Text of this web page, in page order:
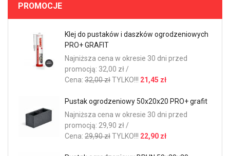
PROMOCJE
Klej do pustaków i daszków ogrodzeniowych
PRO+ GRAFIT
Najniższa cena w okresie 30 dni przed
promocją: 32,00 zł /
Cena: 32,00 złTYLKO!!! 21,45 zł
Pustak ogrodzeniowy 50x20x20 PRO+ grafit
Najniższa cena w okresie 30 dni przed
promocją: 29,90 zł /
Cena: 29,90 złTYLKO!!! 22,90 zł